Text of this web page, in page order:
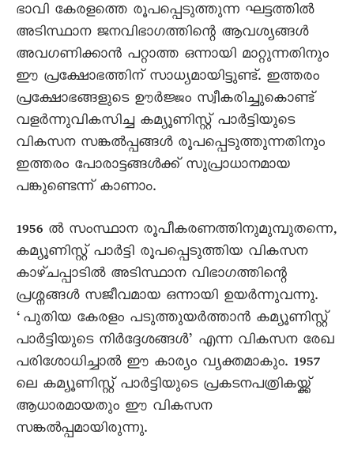
ഭാവി കേരളത്തെ രൂപപ്പെടുത്തുന്ന ഘട്ടത്തില്‍
അടിസ്ഥാന ജനവിഭാഗത്തിന്റെ ആവശ്യങ്ങള്‍
അവഗണിക്കാന്‍ പറ്റാത്ത ഒന്നായി മാറ്റുന്നതിനും
ഈ പ്രക്ഷോഭത്തിന് സാധ്യമായിട്ടുണ്ട്. ഇത്തരം
പ്രക്ഷോഭങ്ങളുടെ ഊര്‍ജ്ജം സ്വീകരിച്ചുകൊണ്ട്
വളര്‍ന്നുവികസിച്ച കമ്യൂണിസ്റ്റ് പാര്‍ട്ടിയുടെ
വികസന സങ്കല്‍പ്പങ്ങള്‍ രൂപപ്പെടുത്തുന്നതിനും
ഇത്തരം പോരാട്ടങ്ങള്‍ക്ക് സുപ്രാധാനമായ
പങ്കുണ്ടെന്ന് കാണാം.
1956 ൽ സംസ്ഥാന രൂപീകരണത്തിനുമുമ്പുതന്നെ,
കമ്യൂണിസ്റ്റ് പാര്‍ട്ടി രൂപപ്പെടുത്തിയ വികസന
കാഴ്ചപ്പാടില്‍ അടിസ്ഥാന വിഭാഗത്തിന്റെ
പ്രശ്നങ്ങള്‍ സജീവമായ ഒന്നായി ഉയര്‍ന്നുവന്നു.
‘പുതിയ കേരളം പടുത്തുയര്‍ത്താന്‍ കമ്യൂണിസ്റ്റ്
പാര്‍ട്ടിയുടെ നിര്‍ദ്ദേശങ്ങള്‍’ എന്ന വികസന രേഖ
പരിശോധിച്ചാല്‍ ഈ കാര്യം വ്യക്തമാകും. 1957
ലെ കമ്യൂണിസ്റ്റ് പാര്‍ട്ടിയുടെ പ്രകടനപത്രികയ്ക്ക്
ആധാരമായതും ഈ വികസന
സങ്കല്‍പ്പമായിരുന്നു.